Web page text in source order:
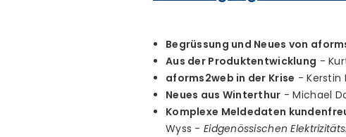
Begrüssung und Neues von
Aus der Produktentwicklung -
aforms2web in der Krise - Kerstin
Neues aus Winterthur - Michael
Komplexe Meldedaten
Wyss - Eidgenössischen